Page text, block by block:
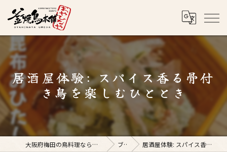
居酒屋体験: スパイス香る骨付
き鳥を楽しむひととき
大阪府梅田の鳥料理なら釜焼鳥本舗おやひなや 梅田店 ブログ 居酒屋体験: スパイス香る骨付き鳥を楽しむひととき